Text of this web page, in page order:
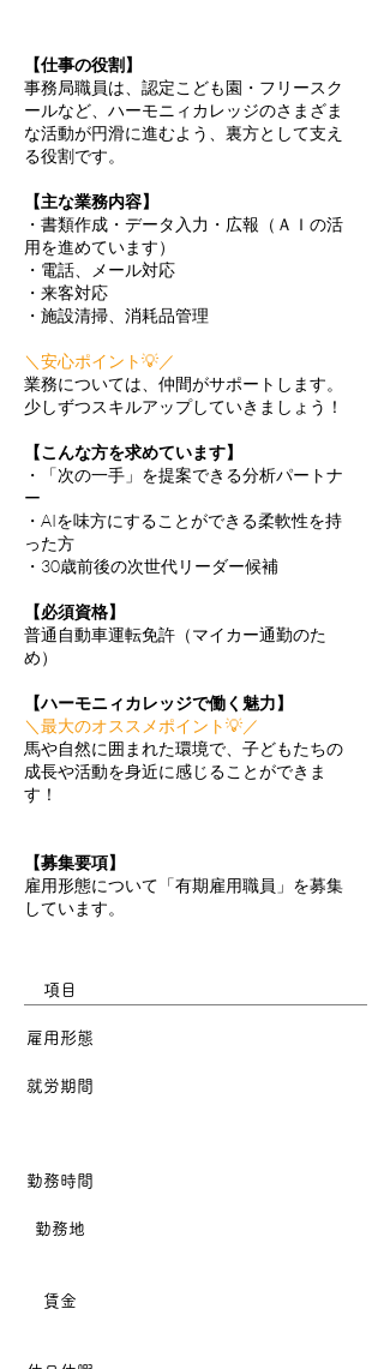
【仕事の役割】
事務局職員は、認定こども園・フリースク
ールなど、ハーモニィカレッジのさまざま
な活動が円滑に進むよう、裏方として支え
る役割です。
【主な業務内容】
・書類作成・データ入力・広報（ＡＩの活
用を進めています）
・電話、メール対応
・来客対応
・施設清掃、消耗品管理
＼安心ポイント💡／
業務については、仲間がサポートします。
少しずつスキルアップしていきましょう！
【こんな方を求めています】
・「次の一手」を提案できる分析パートナ
ー
・AIを味方にすることができる柔軟性を持
った方
・30歳前後の次世代リーダー候補
【必須資格】
​普通自動車運転免許（マイカー通勤のた
め）
【ハーモニィカレッジで働く魅力】
＼最大のオススメポイント💡／
馬や自然に囲まれた環境で、子どもたちの
成長や活動を身近に感じることができま
す！
【募集要項】
​雇用形態について「有期雇用職員」を募集
しています。
項目
雇用形態
​​就労期間
勤務時間
勤務地
​賃金